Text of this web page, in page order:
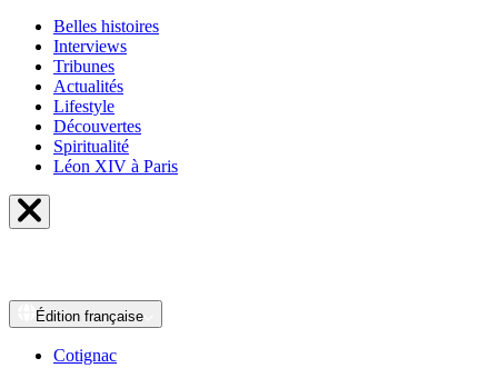
Belles histoires
Interviews
Tribunes
Actualités
Lifestyle
Découvertes
Spiritualité
Léon XIV à Paris
Édition française
Cotignac